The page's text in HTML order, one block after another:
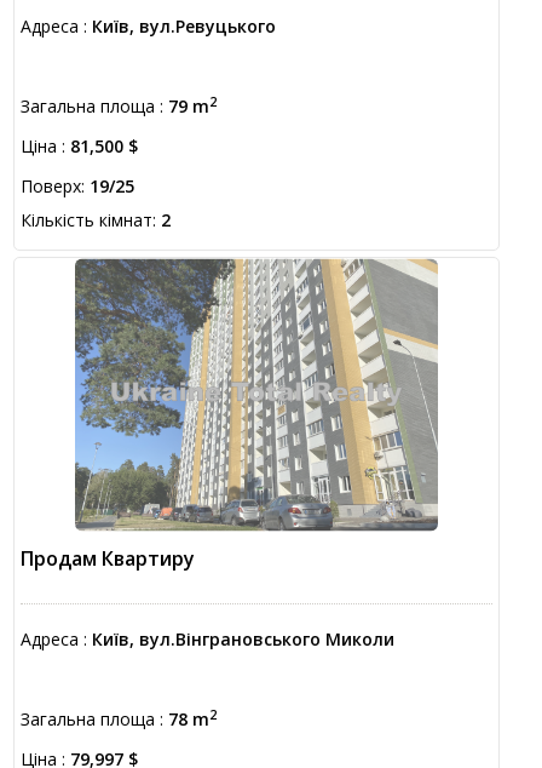
Адреса : Київ, вул.Ревуцького
Загальна площа : 79 m2
Ціна : 81,500 $
Поверх: 19/25
Кількість кімнат: 2
Продам Квартиру
Адреса : Київ, вул.Вінграновського Миколи
Загальна площа : 78 m2
Ціна : 79,997 $